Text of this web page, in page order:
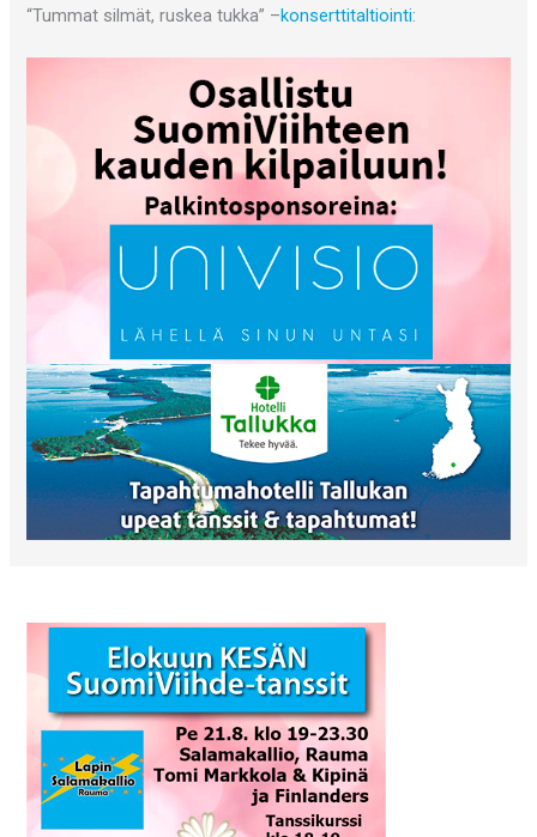
“Tummat silmät, ruskea tukka” –konserttitaltiointi: